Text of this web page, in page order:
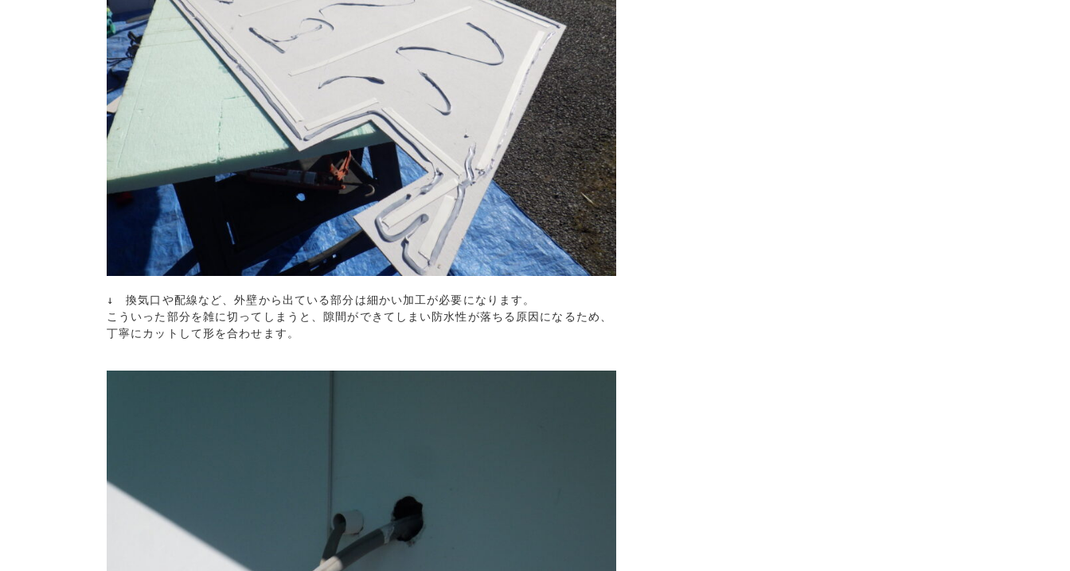
↓　換気口や配線など、外壁から出ている部分は細かい加工が必要になります。
こういった部分を雑に切ってしまうと、隙間ができてしまい防水性が落ちる原因になるため、
丁寧にカットして形を合わせます。